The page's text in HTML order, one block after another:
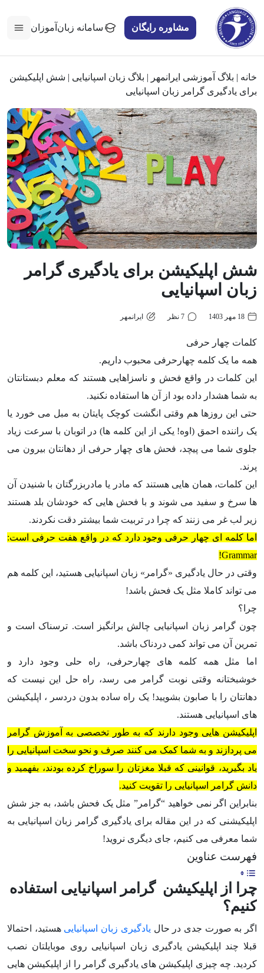
مشاوره رایگان سامانه زبان‌آموزان
خانه | بلاگ آموزشی ایرانمهر | بلاگ زبان اسپانیایی | شش اپلیکیشن
برای یادگیری گرامر زبان اسپانیایی
شش اپلیکیشن برای یادگیری گرامر
زبان اسپانیایی
18 مهر 1403 7 نظر ایرانمهر
کلمات چهار حرفی
همه ما یک کلمه چهارحرفی محبوب داریم.
این کلمات در واقع فحش و ناسزاهایی هستند که معلم دبستانتان
به شما هشدار داده بود از آن ها استفاده نکنید.
حتی این روزها هم وقتی انگشت کوچک پایتان به مبل می خورد یا
یک راننده احمق (اوه! یکی از این کلمه ها) در اتوبان با سرعت زیاد
جلوی شما می پیچد، فحش های چهار حرفی از دهانتان بیرون می
پرند.
این کلمات، همان هایی هستند که مادر یا مادربزرگتان با شنیدن آن
ها سرخ و سفید می شوند و با فحش هایی که خودشان بلد هستند
زیر لب غر می زنند که چرا در تربیت شما بیشتر دقت نکردند.
اما کلمه ای چهار حرفی وجود دارد که در واقع هفت حرفی است:
Grammar!
وقتی در حال یادگیری «گرامر» زبان اسپانیایی هستید، این کلمه هم
می تواند کاملا مثل یک فحش باشد!
چرا؟
چون گرامر زبان اسپانیایی چالش برانگیز است. ترسناک است و
تمرین آن می تواند کمی دردناک باشد.
اما مثل همه کلمه های چهارحرفی، راه حلی وجود دارد و
خوشبختانه وقتی نوبت گرامر می رسد، راه حل این نیست که
دهانتان را با صابون بشویید! یک راه ساده بدون دردسر ، اپلیکیشن
های اسپانیایی هستند.
اپلیکیشن هایی وجود دارند که به طور تخصصی به آموزش گرامر
می پردازند و به شما کمک می کنند صرف و نحو سخت اسپانیایی را
یاد بگیرید، قوانینی که قبلا مغزتان را سوراخ کرده بودند، بفهمید و
دانش گرامر اسپانیایی را تقویت کنید.
بنابراین اگر نمی خواهید “گرامر” مثل یک فحش باشد، به جز شش
اپلیکیشنی که در این مقاله برای یادگیری گرامر زبان اسپانیایی به
شما معرفی می کنیم، جای دیگری نروید!
فهرست عناوین
چرا از اپلیکیشن گرامر اسپانیایی استفاده
کنیم؟
اگر به صورت جدی در حال یادگیری زبان اسپانیایی هستید، احتمالا
قبلا چند اپلیکیشن یادگیری زبان اسپانیایی روی موبایلتان نصب
کردید. چه چیزی اپلیکیشن های یادگیری گرامر را از اپلیکیشن هایی